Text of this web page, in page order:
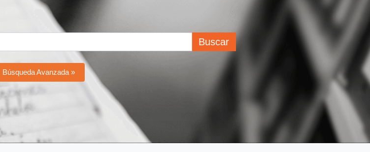
Buscar
Búsqueda Avanzada »